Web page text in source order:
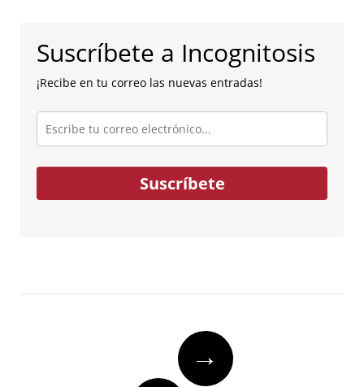
Suscríbete a Incognitosis
¡Recibe en tu correo las nuevas entradas!
Escribe
tu
correo
electrónico...
Suscríbete
→